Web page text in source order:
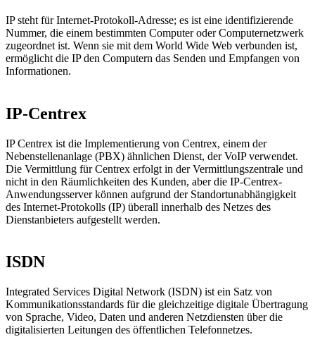
IP steht für Internet-Protokoll-Adresse; es ist eine identifizierende
Nummer, die einem bestimmten Computer oder Computernetzwerk
zugeordnet ist. Wenn sie mit dem World Wide Web verbunden ist,
ermöglicht die IP den Computern das Senden und Empfangen von
Informationen.
IP-Centrex
IP Centrex ist die Implementierung von Centrex, einem der
Nebenstellenanlage (PBX) ähnlichen Dienst, der VoIP verwendet.
Die Vermittlung für Centrex erfolgt in der Vermittlungszentrale und
nicht in den Räumlichkeiten des Kunden, aber die IP-Centrex-
Anwendungsserver können aufgrund der Standortunabhängigkeit
des Internet-Protokolls (IP) überall innerhalb des Netzes des
Dienstanbieters aufgestellt werden.
ISDN
Integrated Services Digital Network (ISDN) ist ein Satz von
Kommunikationsstandards für die gleichzeitige digitale Übertragung
von Sprache, Video, Daten und anderen Netzdiensten über die
digitalisierten Leitungen des öffentlichen Telefonnetzes.